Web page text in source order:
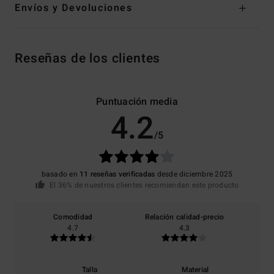
Envíos y Devoluciones
Reseñas de los clientes
Puntuación media
4.2/5
basado en 11 reseñas verificadas desde diciembre 2025
El 36% de nuestros clientes recomiendan este producto
Comodidad
4.7
Relación calidad-precio
4.3
Talla
Material